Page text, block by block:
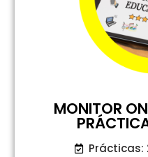
MONITOR
Prácticas: